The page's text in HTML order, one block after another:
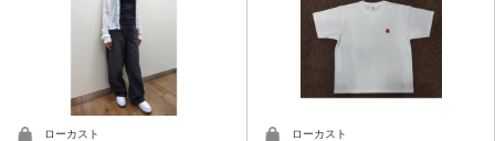
ローカスト ローカスト